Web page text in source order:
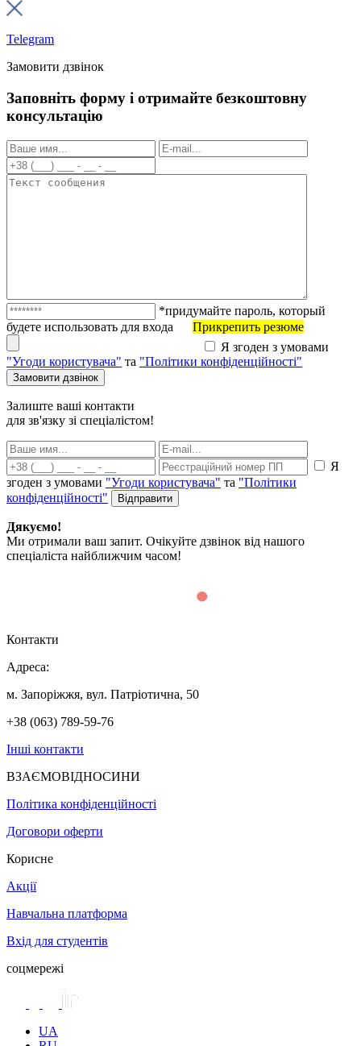
Telegram
Замовити дзвінок
Заповніть форму і отримайте безкоштовну
консультацію
*придумайте пароль, который
будете использовать для входа
Прикрепить резюме
Я згоден з умовами
"Угоди користувача" та "Політики конфіденційності"
Залиште ваші контакти
для зв'язку зі спеціалістом!
Я
згоден з умовами "Угоди користувача" та "Політики
конфіденційності"
Дякуємо!
Ми отримали ваш запит. Очікуйте дзвінок від нашого
спеціаліста найближчим часом!
Контакти
Адреса:
м. Запоріжжя, вул. Патріотична, 50
+38 (063) 789-59-76
Інші контакти
ВЗАЄМОВІДНОСИНИ
Політика конфіденційності
Договори оферти
Корисне
Акції
Навчальна платформа
Вхід для студентів
соцмережі
UA